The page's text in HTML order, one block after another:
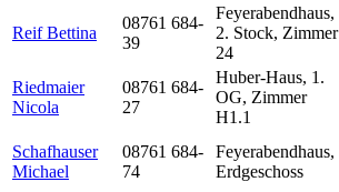
Reif Bettina
08761 684-
39
Feyerabendhaus,
2. Stock, Zimmer
24
Riedmaier
Nicola
08761 684-
27
Huber-Haus, 1.
OG, Zimmer
H1.1
Schafhauser
Michael
08761 684-
74
Feyerabendhaus,
Erdgeschoss